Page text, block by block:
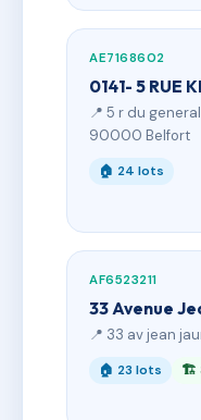
AE7168602
0141- 5 RUE
📍 5 r du
90000 Belfort
🏠 24 lots
AF6523211
33 Avenue
📍 33 av jean
🏠 23 lots 🏗